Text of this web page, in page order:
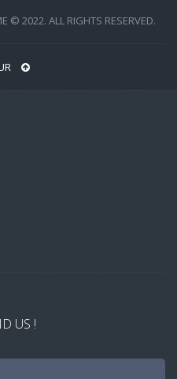
© 2022. ALL RIGHTS RESERVED.
US !